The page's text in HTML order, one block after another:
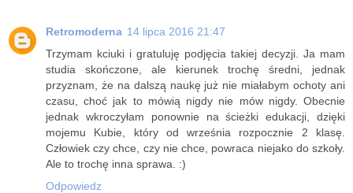
Retromoderna 14 lipca 2016 21:47
Trzymam kciuki i gratuluję podjęcia takiej decyzji. Ja mam
studia skończone, ale kierunek trochę średni, jednak
przyznam, że na dalszą naukę już nie miałabym ochoty ani
czasu, choć jak to mówią nigdy nie mów nigdy. Obecnie
jednak wkroczyłam ponownie na ścieżki edukacji, dzięki
mojemu Kubie, który od września rozpocznie 2 klasę.
Człowiek czy chce, czy nie chce, powraca niejako do szkoły.
Ale to trochę inna sprawa. :)
Odpowiedz